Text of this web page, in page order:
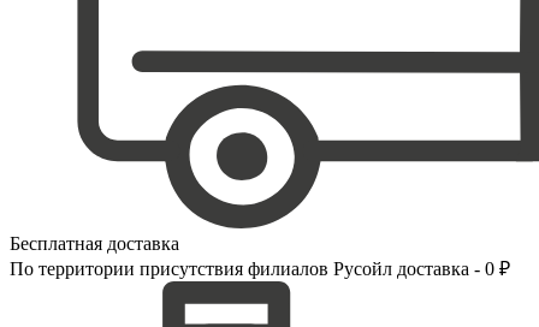
Бесплатная доставка
По территории присутствия филиалов Русойл доставка - 0 ₽